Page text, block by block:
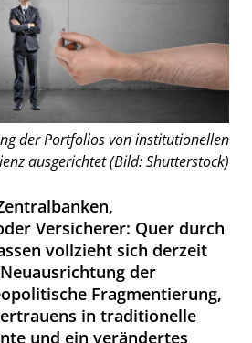
der Portfolios von institutionellen
ausgerichtet (Bild: Shutterstock)
Versicherer: Quer durch
vollzieht sich derzeit
der
Fragmentierung,
in traditionelle
und ein verändertes